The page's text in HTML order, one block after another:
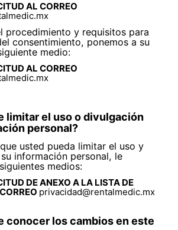
AL CORREO
procedimiento y requisitos para
consentimiento, ponemos a su
medio:
AL CORREO
limitar el uso o divulgación
personal?
usted pueda limitar el uso y
información personal, le
medios:
DE ANEXO A LA LISTA DE
privacidad@rentalmedic.mx
conocer los cambios en este